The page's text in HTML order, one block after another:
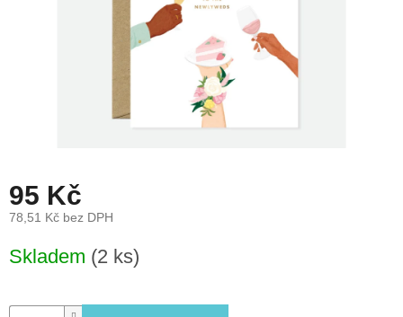
Tipy
na
dárky
Novinky
95 Kč
78,51 Kč bez DPH
cena:
Skladem (2 ks)